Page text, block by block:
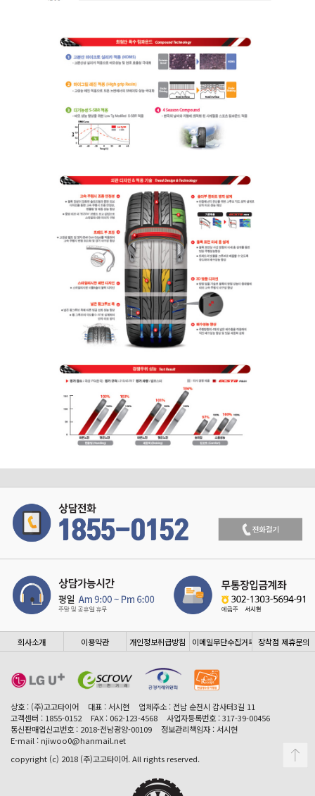
회사소개 이용약관 개인정보취급방침 이메일무단수집거부 장착점 제휴문의
상호 : (주)고고타이어 대표 : 서시현
업체주소 : 전남 순천시 감사터3길 11
고객센터 : 1855-0152
FAX : 062-123-4568
사업자등록번호 : 317-39-00456
통신판매업신고번호 : 2018-전남광양-00109
정보관리책임자 : 서시현
E-mail : njiwoo0@hanmail.net
copyright (c) 2018 (주)고고타이어. All rights reserved.